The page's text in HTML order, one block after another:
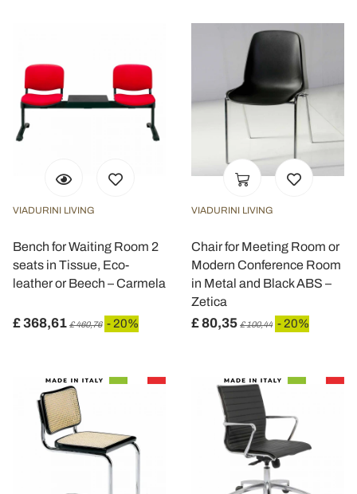
VIADURINI LIVING
Bench for Waiting Room 2
seats in Tissue, Eco-
leather or Beech – Carmela
£ 368,61 £ 460,76 - 20%
VIADURINI LIVING
Chair for Meeting Room or
Modern Conference Room
in Metal and Black ABS –
Zetica
£ 80,35 £ 100,44 - 20%